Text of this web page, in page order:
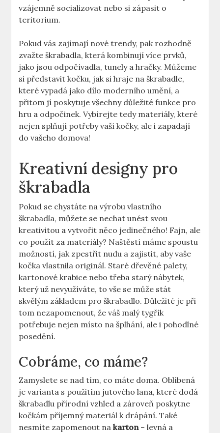
vzájemně socializovat nebo si zápasit o
teritorium.
Pokud vás zajímají nové trendy, pak rozhodně
zvažte škrabadla, která kombinují více prvků,
jako jsou odpočívadla, tunely a hračky. Můžeme
si představit kočku, jak si hraje na škrabadle,
které vypadá jako dílo moderního umění, a
přitom jí poskytuje všechny důležité funkce pro
hru a odpočinek. Vybírejte tedy materiály, které
nejen splňují potřeby vaší kočky, ale i zapadají
do vašeho domova!
Kreativní designy pro
škrabadla
Pokud se chystáte na výrobu vlastního
škrabadla, můžete se nechat unést svou
kreativitou a vytvořit něco jedinečného! Fajn, ale
co použít za materiály? Naštěstí máme spoustu
možností, jak zpestřit nudu a zajistit, aby vaše
kočka vlastnila originál. Staré dřevěné palety,
kartonové krabice nebo třeba starý nábytek,
který už nevyužíváte, to vše se může stát
skvělým základem pro škrabadlo. Důležité je při
tom nezapomenout, že váš malý tygřík
potřebuje nejen místo na šplhání, ale i pohodlné
posedění.
Cobráme, co máme?
Zamyslete se nad tím, co máte doma. Oblíbená
je varianta s použitím jutového lana, které dodá
škrabadlu přírodní vzhled a zároveň poskytne
kočkám příjemný materiál k drápání. Také
nesmíte zapomenout nakarton– levná a